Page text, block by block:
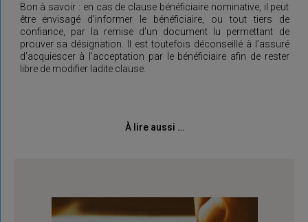
Bon à savoir : en cas de clause bénéficiaire nominative, il peut
être envisagé d’informer le bénéficiaire, ou tout tiers de
confiance, par la remise d’un document lu permettant de
prouver sa désignation. Il est toutefois déconseillé à l’assuré
d’acquiescer à l’acceptation par le bénéficiaire afin de rester
libre de modifier ladite clause.
À lire aussi …